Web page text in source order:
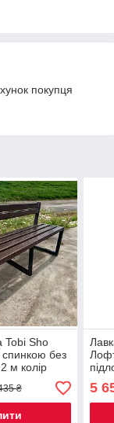
покупця
Tobi Sho
без
2 м колір
₴ 5